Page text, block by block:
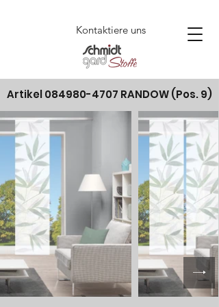
Kontaktiere uns
Artikel084980-4707 RANDOW (Pos. 9)